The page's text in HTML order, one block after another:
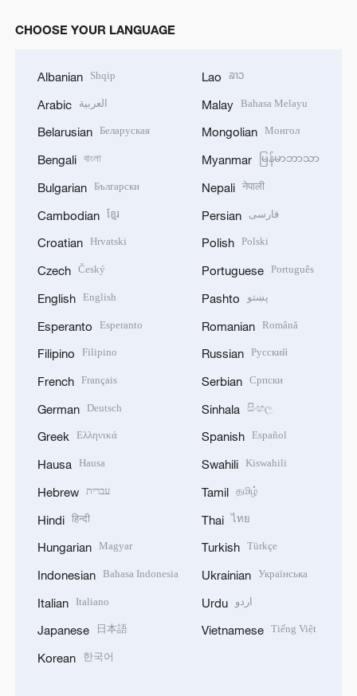
CHOOSE YOUR LANGUAGE
Albanian Shqip
Arabic العربية
Belarusian Беларуская
Bengali বাংলা
Bulgarian Български
Cambodian ខ្មែរ
Croatian Hrvatski
Czech Český
English English
Esperanto Esperanto
Filipino Filipino
French Français
German Deutsch
Greek Ελληνικά
Hausa Hausa
Hebrew עברית
Hindi हिन्दी
Hungarian Magyar
Indonesian Bahasa Indonesia
Italian Italiano
Japanese 日本語
Korean 한국어
Lao ລາວ
Malay Bahasa Melayu
Mongolian Монгол
Myanmar မြန်မာဘာသာ
Nepali नेपाली
Persian فارسی
Polish Polski
Portuguese Português
Pashto پښتو
Romanian Română
Russian Русский
Serbian Српски
Sinhala සිංහල
Spanish Español
Swahili Kiswahili
Tamil தமிழ்
Thai ไทย
Turkish Türkçe
Ukrainian Українська
Urdu اردو
Vietnamese Tiếng Việt